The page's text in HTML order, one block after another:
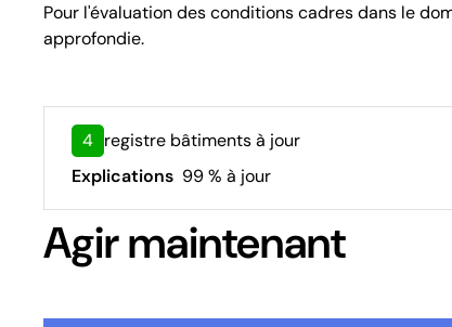
Pour l'évaluation des conditions cadres dans le
approfondie.
4 registre bâtiments à jour
Explications 99 % à jour
Agir maintenant